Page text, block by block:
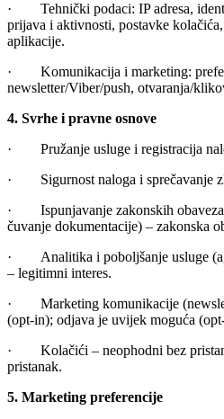
· Tehnički podaci: IP adresa,
prijava i aktivnosti, postavke
aplikacije.
· Komunikacija i marketing:
newsletter/Viber/push, otvaranja/
4. Svrhe i pravne osnove
· Pružanje usluge i registracija
· Sigurnost naloga i sprečavanje
· Ispunjavanje zakonskih obaveza
čuvanje dokumentacije) – zakonska
· Analitika i poboljšanje usluge
– legitimni interes.
· Marketing komunikacije
(opt-in); odjava je uvijek moguća
· Kolačići – neophodni bez
pristanak.
5. Marketing preferencije